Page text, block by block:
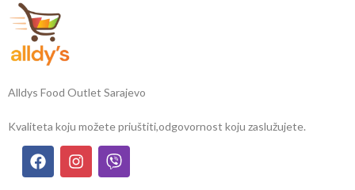
Alldys Food Outlet Sarajevo
Kvaliteta koju možete priuštiti,odgovornost koju zaslužujete.